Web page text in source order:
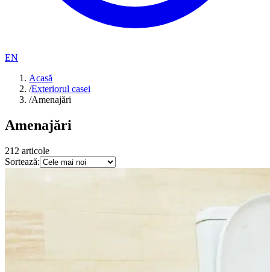
EN
Acasă
/Exteriorul casei
/Amenajări
Amenajări
212 articole
Sortează: